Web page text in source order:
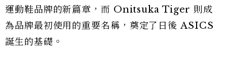
運動鞋品牌的新篇章，而 Onitsuka Tiger 則成
為品牌最初使用的重要名稱，奠定了日後 ASICS
誕生的基礎。